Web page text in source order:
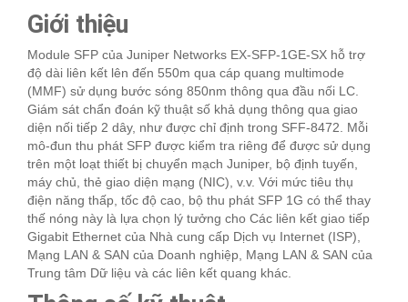
Giới thiệu
Module SFP của Juniper Networks EX-SFP-1GE-SX hỗ trợ
độ dài liên kết lên đến 550m qua cáp quang multimode
(MMF) sử dụng bước sóng 850nm thông qua đầu nối LC.
Giám sát chẩn đoán kỹ thuật số khả dụng thông qua giao
diện nối tiếp 2 dây, như được chỉ định trong SFF-8472. Mỗi
mô-đun thu phát SFP được kiểm tra riêng để được sử dụng
trên một loạt thiết bị chuyển mạch Juniper, bộ định tuyến,
máy chủ, thẻ giao diện mạng (NIC), v.v. Với mức tiêu thụ
điện năng thấp, tốc độ cao, bộ thu phát SFP 1G có thể thay
thế nóng này là lựa chọn lý tưởng cho Các liên kết giao tiếp
Gigabit Ethernet của Nhà cung cấp Dịch vụ Internet (ISP),
Mạng LAN & SAN của Doanh nghiệp, Mạng LAN & SAN của
Trung tâm Dữ liệu và các liên kết quang khác.